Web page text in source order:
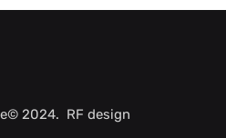
2024. RF design